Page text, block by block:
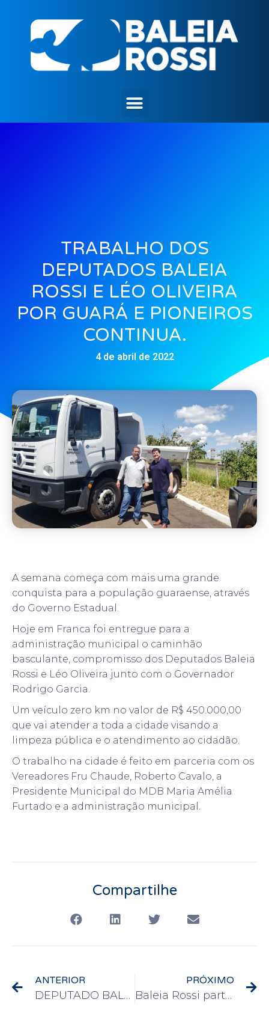
TRABALHO DOS
DEPUTADOS BALEIA
ROSSI E LÉO OLIVEIRA
POR GUARÁ E PIONEIROS
CONTINUA.
4 de abril de 2022
A semana começa com mais uma grande
conquista para a população guaraense, através
do Governo Estadual.
Hoje em Franca foi entregue para a
administração municipal o caminhão
basculante, compromisso dos Deputados Baleia
Rossi e Léo Oliveira junto com o Governador
Rodrigo Garcia.
Um veículo zero km no valor de R$ 450.000,00
que vai atender a toda a cidade visando a
limpeza pública e o atendimento ao cidadão.
O trabalho na cidade é feito em parceria com os
Vereadores Fru Chaude, Roberto Cavalo, a
Presidente Municipal do MDB Maria Amélia
Furtado e a administração municipal.
Compartilhe
ANTERIOR
DEPUTADO BALEIA VOTA SIM PARA PL PAULO GUSTAVO
PRÓXIMO
Baleia Rossi participa com governador do anúncio de investimentos para construção do Hospital Estadual de Franca